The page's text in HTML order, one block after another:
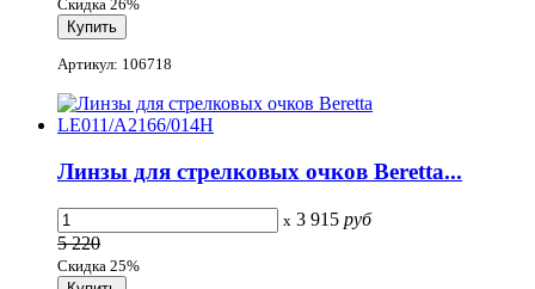
Скидка 26%
Артикул: 106718
Линзы для стрелковых очков Beretta...
x 3 915 руб
5 220
Скидка 25%